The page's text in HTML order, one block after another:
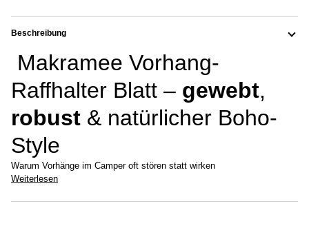
Beschreibung
Makramee Vorhang-
Raffhalter Blatt – gewebt,
robust & natürlicher Boho-
Style
Warum Vorhänge im Camper oft stören statt wirken
Weiterlesen